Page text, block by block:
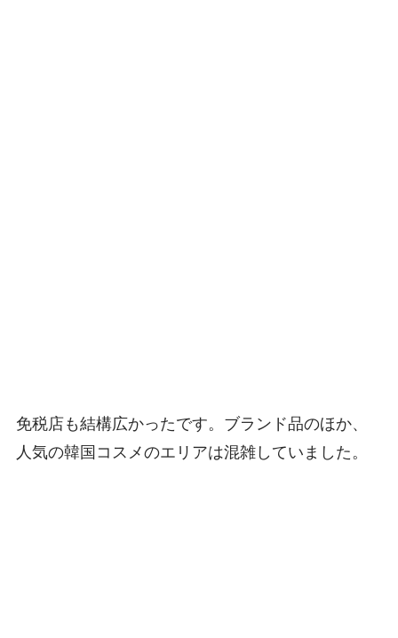
免税店も結構広かったです。ブランド品のほか、
人気の韓国コスメのエリアは混雑していました。